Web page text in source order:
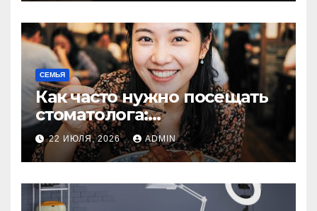
СЕМЬЯ
Как часто нужно посещать
стоматолога:
рекомендации для
здоровья зубов
22 ИЮЛЯ, 2026 ADMIN